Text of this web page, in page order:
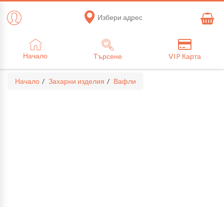
Избери адрес
Начало Търсене VIP Карта
Начало Захарни изделия Вафли